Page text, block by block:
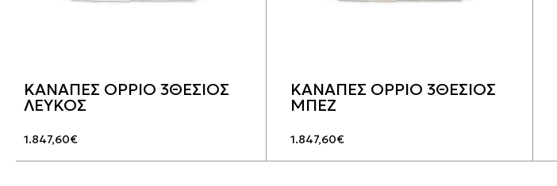
ΚΑΝΑΠΕΣ OPPIO 3ΘΕΣΙΟΣ
ΛΕΥΚΟΣ
1.847,60€
ΚΑΝΑΠΕΣ OPPIO 3ΘΕΣΙΟΣ
ΜΠΕΖ
1.847,60€